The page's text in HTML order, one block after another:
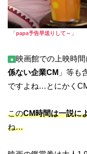
「 papa予告早送りして～ 」
● 映画館での上映時間
係ない企業CM 」等も
ですよね…とにかく
このCM時間は一説に
ね…